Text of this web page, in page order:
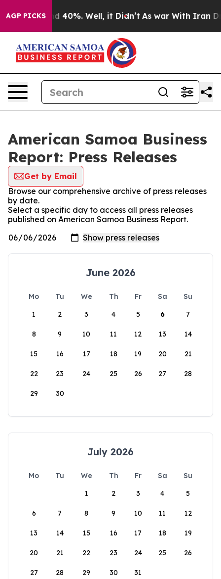
AGP PICKS
Around 40%. Well, it Didn’t As war With Iran
American Samoa Business
Report: Press Releases
Get by Email
Browse our comprehensive archive of press releases
by date.
Select a specific day to access all press releases
published on American Samoa Business Report.
June 2026
Mo Tu We Th Fr Sa
Su
1
2 3 4 5 6 7
8 9 10 11 12 13 14
15 16 17 18 19 20 21
22 23 24 25 26 27 28
29 30
July 2026
Mo Tu We Th Fr Sa
Su
1
2 3 4 5
6 7 8 9 10 11 12
13 14 15 16 17 18 19
20 21 22 23 24 25 26
27 28 29 30 31